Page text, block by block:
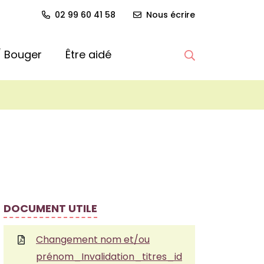
02 99 60 41 58 Nous écrire
Être aidé
DOCUMENT UTILE
Changement nom et/ou
prénom_Invalidation_titres_id